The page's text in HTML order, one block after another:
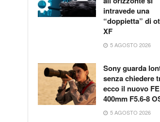
intravede una
“doppietta” di
XF
5 AGOSTO 2026
Sony guarda
senza chiedere
ecco il nuovo
400mm F5.6-8
5 AGOSTO 2026